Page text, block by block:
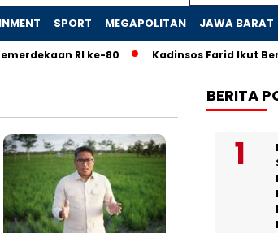
SPORT MEGAPOLITAN JAWA BARAT
RI ke-80 Kadinsos Farid Ikut
BERITA